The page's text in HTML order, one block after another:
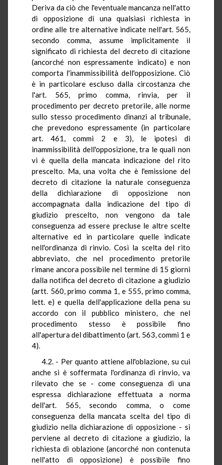
Deriva da ciò che l'eventuale mancanza nell'atto
di opposizione di una qualsiasi richiesta in
ordine alle tre alternative indicate nell'art. 565,
secondo comma, assume implicitamente il
significato di richiesta del decreto di citazione
(ancorché non espressamente indicato) e non
comporta l'inammissibilità dell'opposizione. Ciò
è in particolare escluso dalla circostanza che
l'art. 565, primo comma, rinvia, per il
procedimento per decreto pretorile, alle norme
sullo stesso procedimento dinanzi al tribunale,
che prevedono espressamente (in particolare
art. 461, commi 2 e 3), le ipotesi di
inammissibilità dell'opposizione, tra le quali non
vi è quella della mancata indicazione del rito
prescelto. Ma, una volta che è l'emissione del
decreto di citazione la naturale conseguenza
della dichiarazione di opposizione non
accompagnata dalla indicazione del tipo di
giudizio prescelto, non vengono da tale
conseguenza ad essere precluse le altre scelte
alternative ed in particolare quelle indicate
nell'ordinanza di rinvio. Così la scelta del rito
abbreviato, che nel procedimento pretorile
rimane ancora possibile nel termine di 15 giorni
dalla notifica del decreto di citazione a giudizio
(artt. 560, primo comma 1, e 555, primo comma,
lett. e) e quella dell'applicazione della pena su
accordo con il pubblico ministero, che nel
procedimento stesso è possibile fino
all'apertura del dibattimento (art. 563, commi 1 e
4).
4.2. - Per quanto attiene all'oblazione, su cui
anche si è soffermata l'ordinanza di rinvio, va
rilevato che se - come conseguenza di una
espressa dichiarazione effettuata a norma
dell'art. 565, secondo comma, o come
conseguenza della mancata scelta del tipo di
giudizio nella dichiarazione di opposizione - si
perviene al decreto di citazione a giudizio, la
richiesta di oblazione (ancorché non contenuta
nell'atto di opposizione) è possibile fino